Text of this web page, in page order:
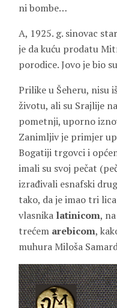
ni bombe…
A, 1925. g. sinovac
je da kuću prodatu
porodice. Jovo je bio
Prilike u Šeheru, nisu
životu, ali su Srajlije
pometnji, uporno
Zanimljiv je primjer
Bogatiji trgovci i
imali su svoj pečat
izrađivali esnafski
tako, da je imao tri
vlasnika latinicom,
trećem arebicom,
muhura Miloša